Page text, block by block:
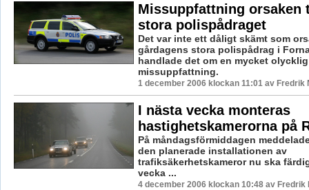
Missuppfattning orsaken
stora polispådraget
Det var inte ett dåligt skämt som
gårdagens stora polispådrag i
handlade det om en mycket olycklig
missuppfattning.
1 december 2006 klockan 11:01 av Fredrik
I nästa vecka monteras
hastighetskamerorna på
På måndagsförmiddagen
den planerade installationen av
trafiksäkerhetskameror nu ska
vecka ...
4 december 2006 klockan 10:48 av Fredrik